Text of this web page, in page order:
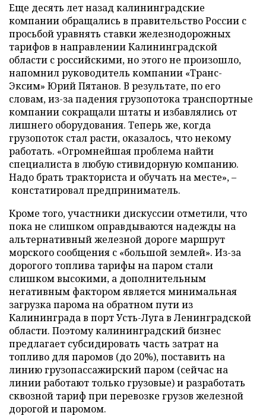
Еще десять лет назад калининградские
компании обращались в правительство России с
просьбой уравнять ставки железнодорожных
тарифов в направлении Калининградской
области с российскими, но этого не произошло,
напомнил руководитель компании «Транс-
Эксим» Юрий Пятанов. В результате, по его
словам, из-за падения грузопотока транспортные
компании сокращали штаты и избавлялись от
лишнего оборудования. Теперь же, когда
грузопоток стал расти, оказалось, что некому
работать. «Огромнейшая проблема найти
специалиста в любую стивидорную компанию.
Надо брать тракториста и обучать на месте», –
констатировал предприниматель.
Кроме того, участники дискуссии отметили, что
пока не слишком оправдываются надежды на
альтернативный железной дороге маршрут
морского сообщения с «большой землей». Из-за
дорогого топлива тарифы на паром стали
слишком высокими, а дополнительным
негативным фактором является минимальная
загрузка парома на обратном пути из
Калининграда в порт Усть-Луга в Ленинградской
области. Поэтому калининградский бизнес
предлагает субсидировать часть затрат на
топливо для паромов (до 20%), поставить на
линию грузопассажирский паром (сейчас на
линии работают только грузовые) и разработать
сквозной тариф при перевозке грузов железной
дорогой и паромом.